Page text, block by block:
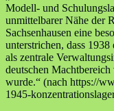
Modell- und
unmittelbarer Nähe der
Sachsenhausen eine
unterstrichen, dass
als zentrale
deutschen
wurde.“ (nach https://
1945-